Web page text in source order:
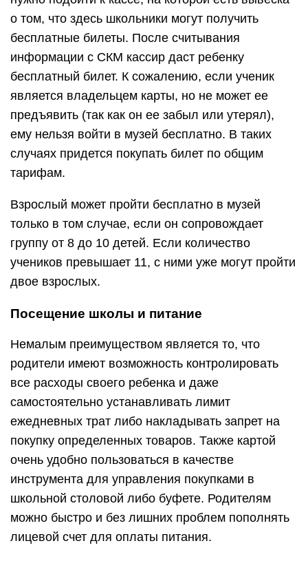
о том, что здесь школьники могут получить
бесплатные билеты. После считывания
информации с СКМ кассир даст ребенку
бесплатный билет. К сожалению, если ученик
является владельцем карты, но не может ее
предъявить (так как он ее забыл или утерял),
ему нельзя войти в музей бесплатно. В таких
случаях придется покупать билет по общим
тарифам.
Взрослый может пройти бесплатно в музей
только в том случае, если он сопровождает
группу от 8 до 10 детей. Если количество
учеников превышает 11, с ними уже могут пройти
двое взрослых.
Посещение школы и питание
Немалым преимуществом является то, что
родители имеют возможность контролировать
все расходы своего ребенка и даже
самостоятельно устанавливать лимит
ежедневных трат либо накладывать запрет на
покупку определенных товаров. Также картой
очень удобно пользоваться в качестве
инструмента для управления покупками в
школьной столовой либо буфете. Родителям
можно быстро и без лишних проблем пополнять
лицевой счет для оплаты питания.